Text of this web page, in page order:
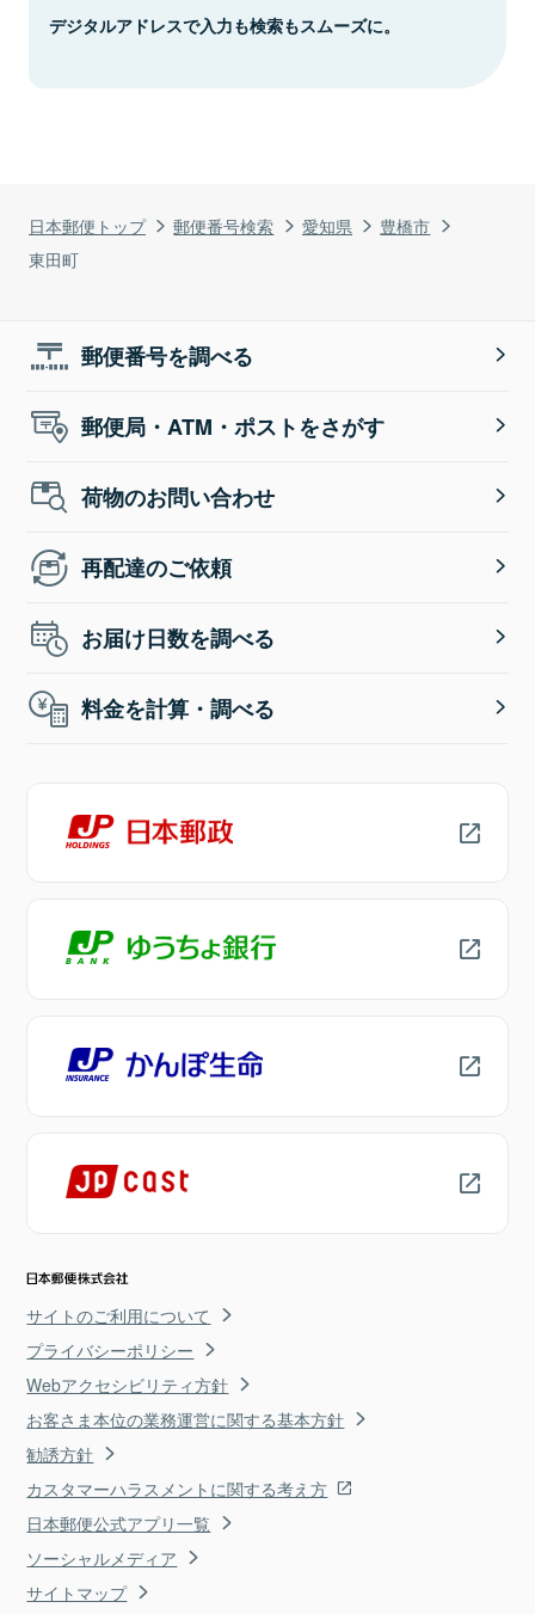
日本郵便トップ 郵便番号検索 愛知県
豊橋市
東田町
デジタルアドレスで入力も検索もスムーズに。
郵便番号を調べる
郵便局・ATM・ポストをさがす
荷物のお問い合わせ
再配達のご依頼
お届け日数を調べる
料金を計算・調べる
サイトのご利用について
プライバシーポリシー
Webアクセシビリティ方針
お客さま本位の業務運営に関する基本方針
勧誘方針
カスタマーハラスメントに関する考え方
日本郵便公式アプリ一覧
ソーシャルメディア
サイトマップ